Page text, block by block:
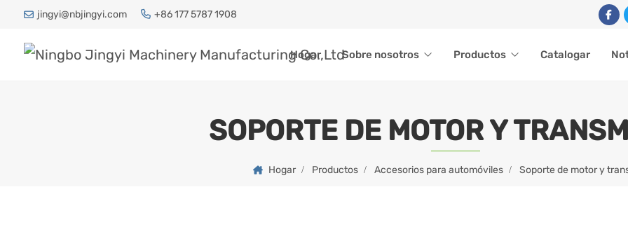
jingyi@nbjingyi.com +86 177 5787 1908
Hogar Sobre nosotros Productos Catalogar
SOPORTE DE MOTOR Y
Hogar Productos Accesorios para automóviles Soporte de motor y